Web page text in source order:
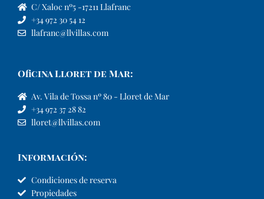
C/ Xaloc nº5 -17211 Llafranc
+34 972 30 54 12
llafranc@llvillas.com
Oficina Lloret de Mar:
Av. Vila de Tossa nº 80 - Lloret de Mar
+34 972 37 28 82
lloret@llvillas.com
Información:
Condiciones de reserva
Propiedades